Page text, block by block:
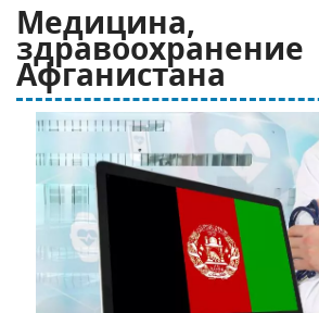
Медицина,
здравоохранение
Афганистана